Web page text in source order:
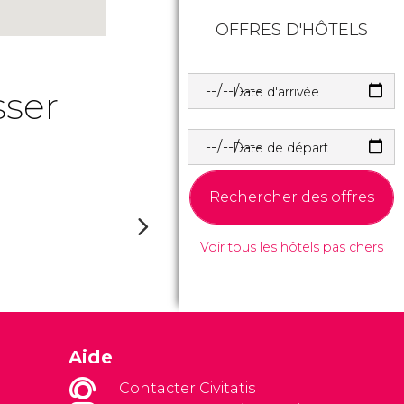
OFFRES D'HÔTELS
Date d'arrivée
Date de départ
Rechercher des offres
Voir tous les hôtels pas chers
Aide
Contacter Civitatis